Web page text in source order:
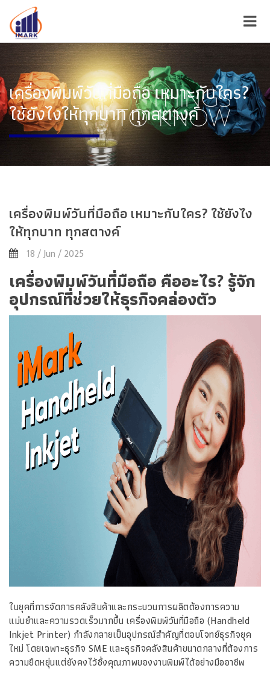
เครื่องพิมพ์วันที่มือถือ เหมาะกับใคร?
ใช้ยังไงให้ทุกบาท ทุกสตางค์
เครื่องพิมพ์วันที่มือถือ เหมาะกับใคร? ใช้ยังไง
ให้ทุกบาท ทุกสตางค์
18 / Jun / 2025
เครื่องพิมพ์วันที่มือถือคืออะไร? รู้จัก
อุปกรณ์ที่ช่วยให้ธุรกิจคล่องตัว
ในยุคที่การจัดการคลังสินค้าและกระบวนการผลิตต้องการความ
แม่นยำและความรวดเร็วมากขึ้น เครื่องพิมพ์วันที่มือถือ (Handheld
Inkjet Printer) กำลังกลายเป็นอุปกรณ์สำคัญที่ตอบโจทย์ธุรกิจยุค
ใหม่ โดยเฉพาะธุรกิจ SME และธุรกิจคลังสินค้าขนาดกลางที่ต้องการ
ความยืดหยุ่นแต่ยังคงไว้ซึ่งคุณภาพของงานพิมพ์ได้อย่างมืออาชีพ